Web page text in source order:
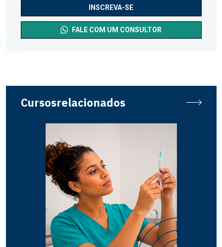
INSCREVA-SE
FALE COM UM CONSULTOR
Cursosrelacionados